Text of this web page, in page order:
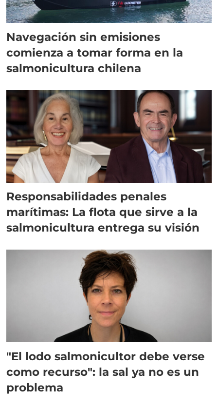
Navegación sin emisiones
comienza a tomar forma en la
salmonicultura chilena
Responsabilidades penales
marítimas: La flota que sirve a la
salmonicultura entrega su visión
"El lodo salmonicultor debe verse
como recurso": la sal ya no es un
problema